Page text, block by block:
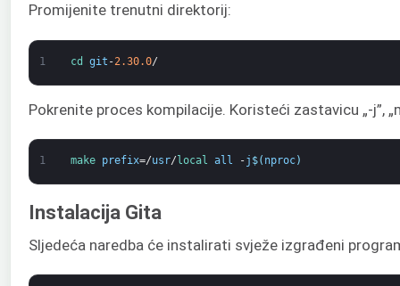
Promijenite trenutni direktorij:
1 cd git -2.30.0/
Pokrenite proces kompilacije. Koristeći zastavicu „-j”,
1 make prefix=/usr/ local all -j $( nproc)
Instalacija Gita
Sljedeća naredba će instalirati svježe izgrađeni